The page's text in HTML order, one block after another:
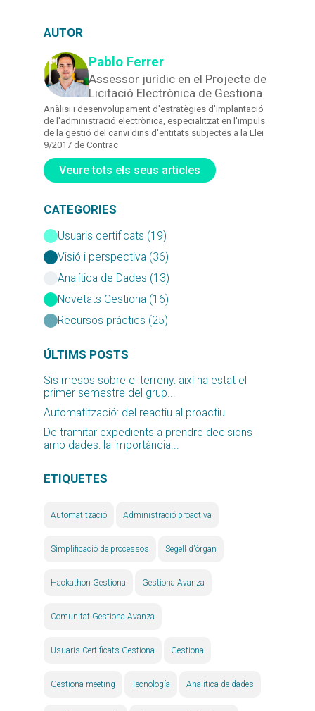
AUTOR
Pablo Ferrer
Assessor jurídic en el Projecte de
Licitació Electrònica de Gestiona
Anàlisi i desenvolupament d'estratègies d'implantació
de l'administració electrònica, especialitzat en l'impuls
de la gestió del canvi dins d'entitats subjectes a la Llei
9/2017 de Contrac
Veure tots els seus articles
CATEGORIES
Usuaris certificats (19)
Visió i perspectiva (36)
Analítica de Dades (13)
Novetats Gestiona (16)
Recursos pràctics (25)
ÚLTIMS POSTS
Sis mesos sobre el terreny: així ha estat el
primer semestre del grup...
Automatització: del reactiu al proactiu
De tramitar expedients a prendre decisions
amb dades: la importància...
ETIQUETES
Automatització Administració proactiva
Simplificació de processos Segell d'òrgan
Hackathon Gestiona Gestiona Avanza
Comunitat Gestiona Avanza
Usuaris Certificats Gestiona Gestiona
Gestiona meeting Tecnología Analítica de dades